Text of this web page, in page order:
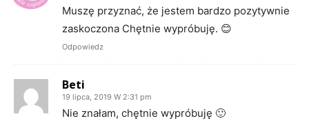
Muszę przyznać, że jestem bardzo pozytywnie
zaskoczona Chętnie wypróbuję. 😊
Odpowiedz
Beti
19 lipca, 2019 W 2:31 pm
Nie znałam, chętnie wypróbuję 🙂